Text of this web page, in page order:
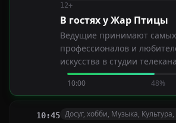
12+
В гостях у Жар Птицы
Ведущие принимают
профессионалов и
искусства в студии
рассказывают о себе в
прекрасных песен
10:00 48%
10:45 Досуг, хобби, Музыка,